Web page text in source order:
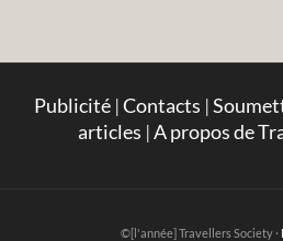
Publicité|Contacts |
articles |A propos de
©[l'année] Travellers Society ·